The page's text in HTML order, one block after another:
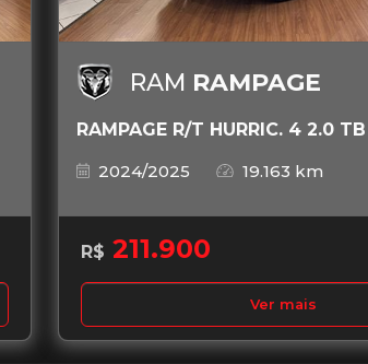
RAM RAMPAGE
RAMPAGE R/T HURRIC. 4 2.0
2024/2025
19.163 km
R$ 211.900
Ver mais